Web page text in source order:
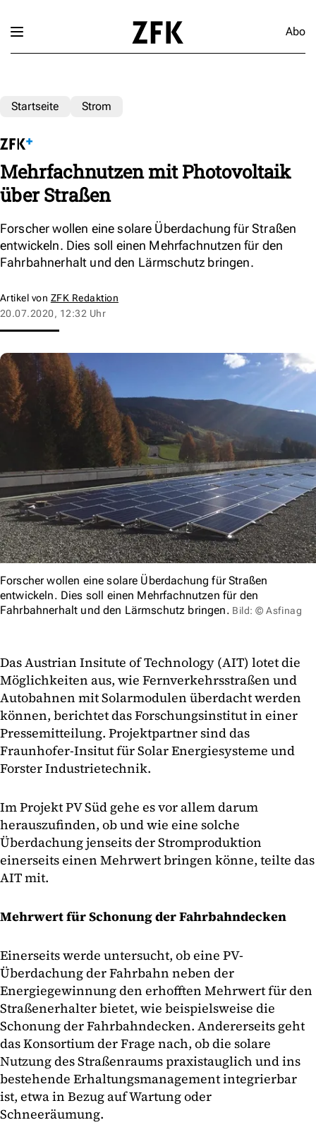
Abo
Startseite Strom
Mehrfachnutzen mit Photovoltaik
über Straßen
Forscher wollen eine solare Überdachung für Straßen
entwickeln. Dies soll einen Mehrfachnutzen für den
Fahrbahnerhalt und den Lärmschutz bringen.
Artikel von ZFK Redaktion
20.07.2020, 12:32 Uhr
Forscher wollen eine solare Überdachung für Straßen
entwickeln. Dies soll einen Mehrfachnutzen für den
Fahrbahnerhalt und den Lärmschutz bringen. Bild: © Asfinag
Das Austrian Insitute of Technology (AIT) lotet die
Möglichkeiten aus, wie Fernverkehrsstraßen und
Autobahnen mit Solarmodulen überdacht werden
können, berichtet das Forschungsinstitut in einer
Pressemitteilung. Projektpartner sind das
Fraunhofer-Insitut für Solar Energiesysteme und
Forster Industrietechnik.
Im Projekt PV Süd gehe es vor allem darum
herauszufinden, ob und wie eine solche
Überdachung jenseits der Stromproduktion
einerseits einen Mehrwert bringen könne, teilte das
AIT mit.
Mehrwert für Schonung der Fahrbahndecken
Einerseits werde untersucht, ob eine PV-
Überdachung der Fahrbahn neben der
Energiegewinnung den erhofften Mehrwert für den
Straßenerhalter bietet, wie beispielsweise die
Schonung der Fahrbahndecken. Andererseits geht
das Konsortium der Frage nach, ob die solare
Nutzung des Straßenraums praxistauglich und ins
bestehende Erhaltungsmanagement integrierbar
ist, etwa in Bezug auf Wartung oder
Schneeräumung.